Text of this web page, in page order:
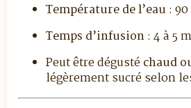
Température de l’eau : 90
Temps d’infusion: 4 à 5
Peut être dégustéchaud
légèrement sucré selon